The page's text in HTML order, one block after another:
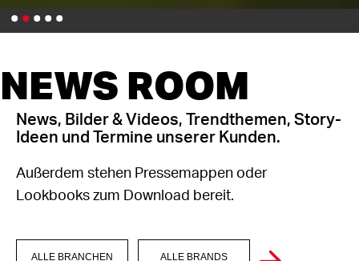
NEWS ROOM
News, Bilder & Videos, Trendthemen, Story-
Ideen und Termine unserer Kunden.
Außerdem stehen Pressemappen oder
Lookbooks zum Download bereit.
ALLE BRANCHEN ALLE BRANDS